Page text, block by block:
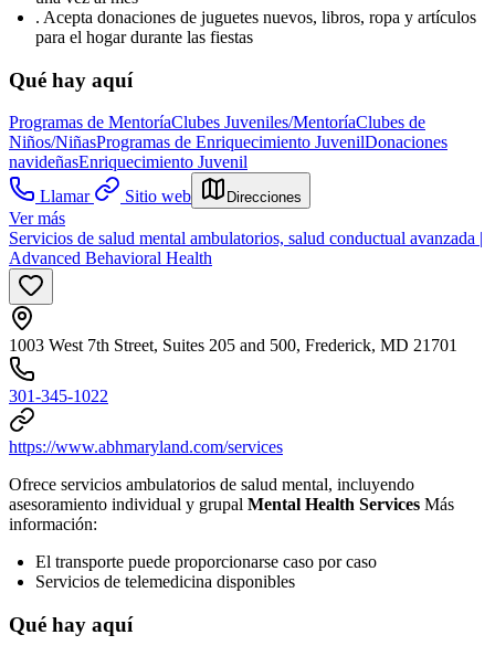
. Acepta donaciones de juguetes nuevos, libros, ropa y artículos
para el hogar durante las fiestas
Qué hay aquí
Programas de MentoríaClubes Juveniles/MentoríaClubes de
Niños/NiñasProgramas de Enriquecimiento JuvenilDonaciones
navideñasEnriquecimiento Juvenil
Llamar
Sitio web Direcciones
Ver más
Servicios de salud mental ambulatorios, salud conductual avanzada |
Advanced Behavioral Health
1003 West 7th Street, Suites 205 and 500, Frederick, MD 21701
301-345-1022
https://www.abhmaryland.com/services
Ofrece servicios ambulatorios de salud mental, incluyendo
asesoramiento individual y grupal Mental Health Services Más
información:
El transporte puede proporcionarse caso por caso
Servicios de telemedicina disponibles
Qué hay aquí